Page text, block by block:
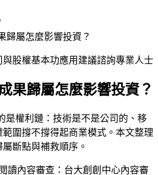
歸屬怎麼影響投資？
與股權基本功應用 建議諮詢專業人士
果歸屬怎麼影響投資？
是權利鏈：技術是不是公司的、移
圍撐不撐得起商業模式。本文整理
斷點與補救順序。
讀內容審查： 台大創創中心內容審